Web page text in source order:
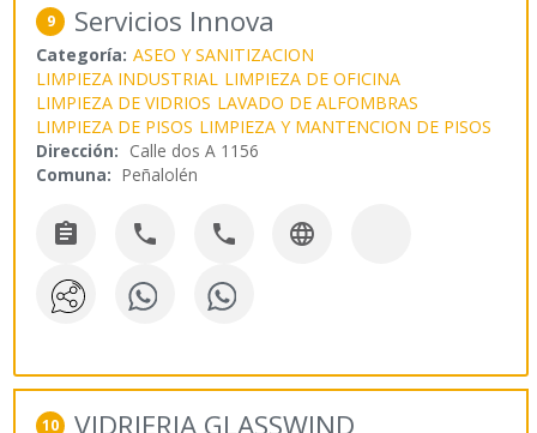
9 Servicios Innova
Categoría: ASEO Y SANITIZACION
LIMPIEZA INDUSTRIAL LIMPIEZA DE OFICINA
LIMPIEZA DE VIDRIOS LAVADO DE ALFOMBRAS
LIMPIEZA DE PISOS LIMPIEZA Y MANTENCION DE PISOS
Dirección: Calle dos A 1156
Comuna: Peñalolén
   
10 VIDRIERIA GLASSWIND